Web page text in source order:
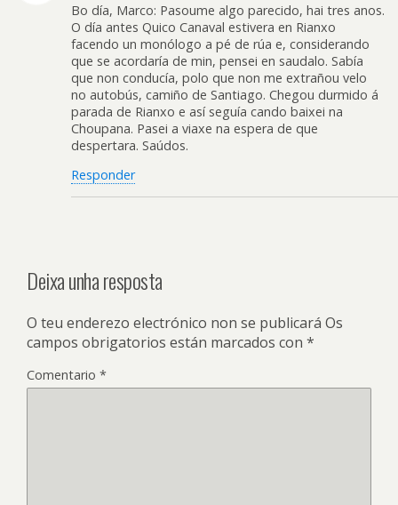
Bo día, Marco: Pasoume algo parecido, hai tres anos.
O día antes Quico Canaval estivera en Rianxo
facendo un monólogo a pé de rúa e, considerando
que se acordaría de min, pensei en saudalo. Sabía
que non conducía, polo que non me extrañou velo
no autobús, camiño de Santiago. Chegou durmido á
parada de Rianxo e así seguía cando baixei na
Choupana. Pasei a viaxe na espera de que
despertara. Saúdos.
Responder
Deixa unha resposta
O teu enderezo electrónico non se publicará Os
campos obrigatorios están marcados con *
Comentario *